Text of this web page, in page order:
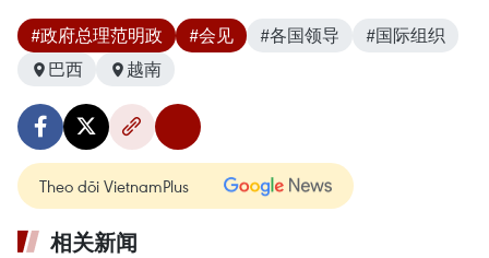
#政府总理范明政 #会见 #各国领导
#国际组织
巴西
越南
Theo dõi VietnamPlus
相关新闻